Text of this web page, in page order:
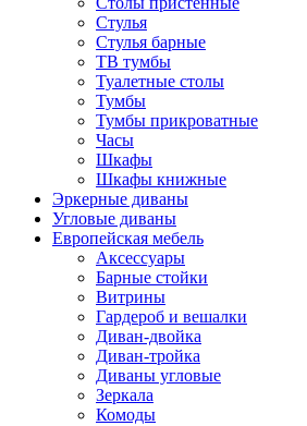
Стулья
Стулья барные
ТВ тумбы
Туалетные столы
Тумбы
Тумбы прикроватные
Часы
Шкафы
Шкафы книжные
Эркерные диваны
Угловые диваны
Европейская мебель
Аксессуары
Барные стойки
Витрины
Гардероб и вешалки
Диван-двойка
Диван-тройка
Диваны угловые
Зеркала
Комоды